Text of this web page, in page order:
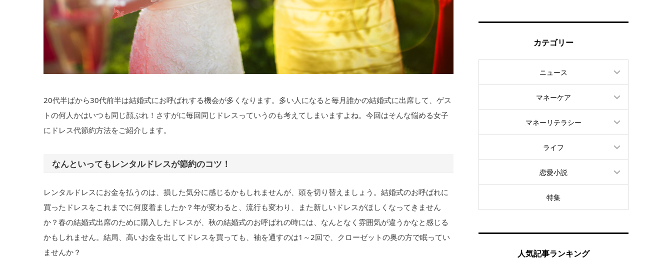
20代半ばから30代前半は結婚式にお呼ばれする機会が多くなります。多い人になると毎月誰かの結婚式に出席して、ゲス
トの何人かはいつも同じ顔ぶれ！さすがに毎回同じドレスっていうのも考えてしまいますよね。今回はそんな悩める女子
にドレス代節約方法をご紹介します。
なんといってもレンタルドレスが節約のコツ！
レンタルドレスにお金を払うのは、損した気分に感じるかもしれませんが、頭を切り替えましょう。結婚式のお呼ばれに
買ったドレスをこれまでに何度着ましたか？年が変わると、流行も変わり、また新しいドレスがほしくなってきません
か？春の結婚式出席のために購入したドレスが、秋の結婚式のお呼ばれの時には、なんとなく雰囲気が違うかなと感じる
かもしれません。結局、高いお金を出してドレスを買っても、袖を通すのは1～2回で、クローゼットの奥の方で眠ってい
ませんか？
カテゴリー
ニュース
マネーケア
マネーリテラシー
ライフ
恋愛小説
特集
人気記事ランキング